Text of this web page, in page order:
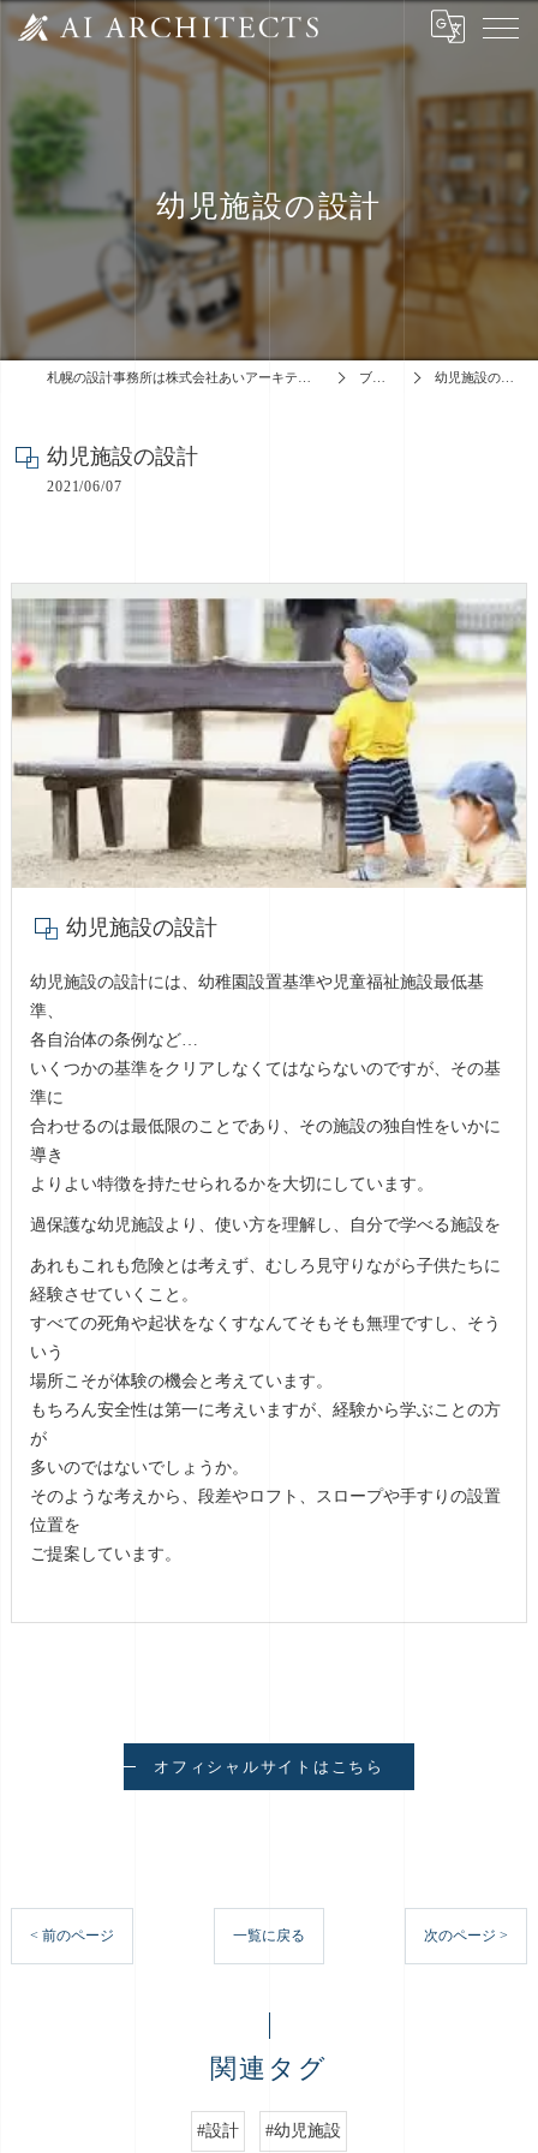
幼児施設の設計
ブログ 幼児施設の設計
幼児施設の設計
2021/06/07
幼児施設の設計
幼児施設の設計には、幼稚園設置基準や児童福祉施設最低基
準、
各自治体の条例など…
いくつかの基準をクリアしなくてはならないのですが、その基
準に
合わせるのは最低限のことであり、その施設の独自性をいかに
導き
よりよい特徴を持たせられるかを大切にしています。
過保護な幼児施設より、使い方を理解し、自分で学べる施設を
あれもこれも危険とは考えず、むしろ見守りながら子供たちに
経験させていくこと。
すべての死角や起状をなくすなんてそもそも無理ですし、そう
いう
場所こそが体験の機会と考えています。
もちろん安全性は第一に考えいますが、経験から学ぶことの方
が
多いのではないでしょうか。
そのような考えから、段差やロフト、スロープや手すりの設置
位置を
ご提案しています。
オフィシャルサイトはこちら
< 前のページ 一覧に戻る 次のページ >
関連タグ
#設計 #幼児施設